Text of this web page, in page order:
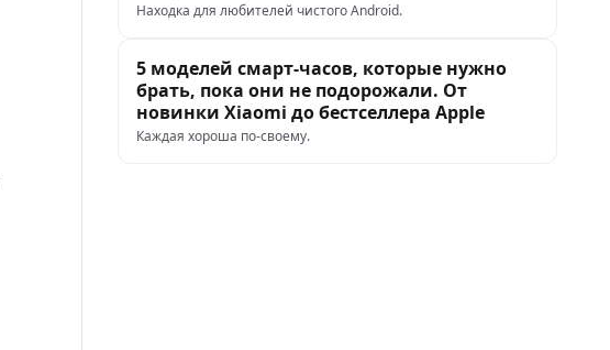
Находка для любителей чистого Android.
5 моделей смарт-часов, которые нужно
брать, пока они не подорожали. От
новинки Xiaomi до бестселлера Apple
Каждая хороша по-своему.